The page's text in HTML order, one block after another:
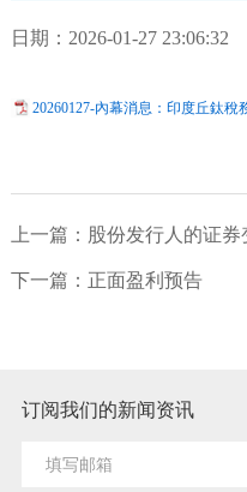
日期：2026-01-27 23:06:32
20260127-內幕消息：印度丘鈦稅
上一篇： 股份发行人的证券
下一篇： 正面盈利预告
订阅我们的新闻资讯